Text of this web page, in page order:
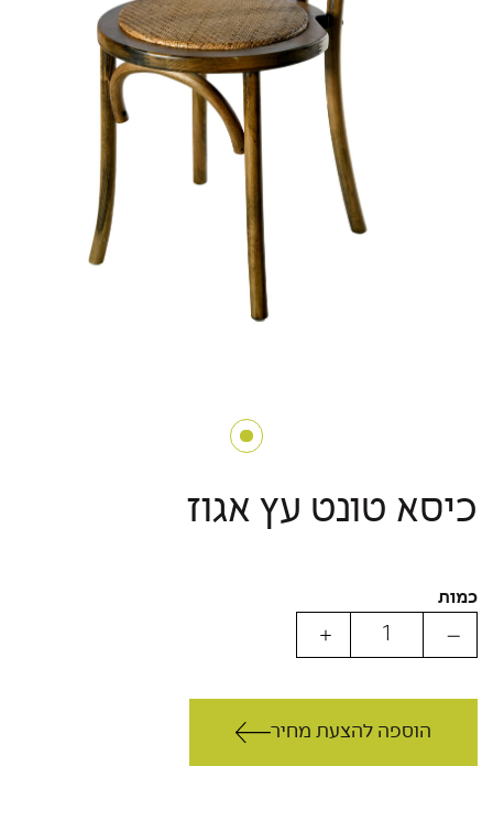
כיסא טונט עץ אגוז
כמות
הוספה להצעת מחיר